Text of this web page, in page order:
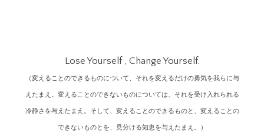
Lose Yourself , Change Yourself.
（変えることのできるものについて、それを変えるだけの勇気を我らに与
えたまえ。変えることのできないものについては、それを受け入れられる
冷静さを与えたまえ。そして、変えることのできるものと、変えることの
できないものとを、見分ける知恵を与えたまえ。）